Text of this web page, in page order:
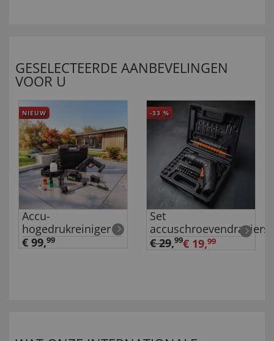
GESELECTEERDE AANBEVELINGEN
VOOR U
NIEUW
Accu-
hogedrukreiniger
€ 99,99
-33 %
Set
accuschroevendraaiers
€ 29,99€ 19,99